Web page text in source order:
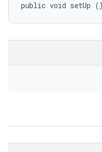
public void setUp (